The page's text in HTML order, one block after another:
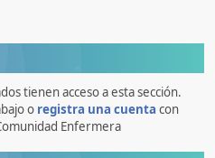
tienen acceso a esta sección.
o registra una cuenta con
Enfermera